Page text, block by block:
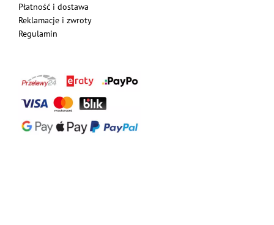
Płatność i dostawa
Reklamacje i zwroty
Regulamin